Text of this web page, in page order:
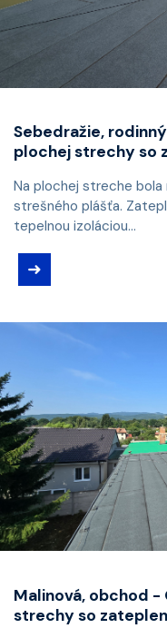
Sebedražie,
plochej strechy so
Na plochej streche bola
strešného plášťa.
tepelnou izoláciou...
➜
Malinová, obchod
strechy so